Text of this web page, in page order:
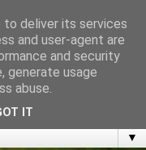
muuttaa
▼
to deliver its services
and user-agent are
and security
generate usage
abuse.
IT